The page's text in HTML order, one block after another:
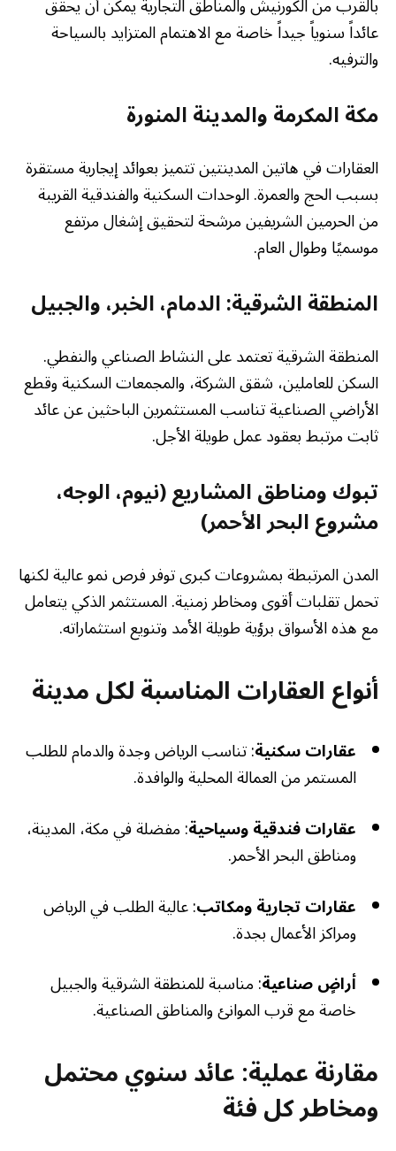
عائداً سنوياً جيداً خاصة مع الاهتمام المتزايد بالسياحة
والترفيه.
مكة المكرمة والمدينة المنورة
العقارات في هاتين المدينتين تتميز بعوائد إيجارية مستقرة
بسبب الحج والعمرة. الوحدات السكنية والفندقية القريبة
من الحرمين الشريفين مرشحة لتحقيق إشغال مرتفع
موسميًا وطوال العام.
المنطقة الشرقية: الدمام، الخبر، والجبيل
المنطقة الشرقية تعتمد على النشاط الصناعي والنفطي.
السكن للعاملين، شقق الشركة، والمجمعات السكنية وقطع
الأراضي الصناعية تناسب المستثمرين الباحثين عن عائد
ثابت مرتبط بعقود عمل طويلة الأجل.
تبوك ومناطق المشاريع (نيوم، الوجه،
مشروع البحر الأحمر)
المدن المرتبطة بمشروعات كبرى توفر فرص نمو عالية لكنها
تحمل تقلبات أقوى ومخاطر زمنية. المستثمر الذكي يتعامل
مع هذه الأسواق برؤية طويلة الأمد وتنويع استثماراته.
أنواع العقارات المناسبة لكل مدينة
عقارات سكنية: تناسب الرياض وجدة والدمام للطلب
المستمر من العمالة المحلية والوافدة.
عقارات فندقية وسياحية: مفضلة في مكة، المدينة،
ومناطق البحر الأحمر.
عقارات تجارية ومكاتب: عالية الطلب في الرياض
ومراكز الأعمال بجدة.
أراضٍ صناعية: مناسبة للمنطقة الشرقية والجبيل
خاصة مع قرب الموانئ والمناطق الصناعية.
مقارنة عملية: عائد سنوي محتمل
ومخاطر كل فئة